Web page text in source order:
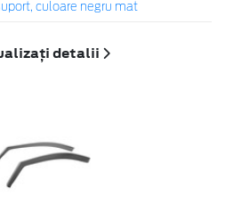
culoare negru mat
detalii